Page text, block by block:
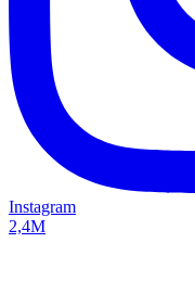
Instagram
2,4M